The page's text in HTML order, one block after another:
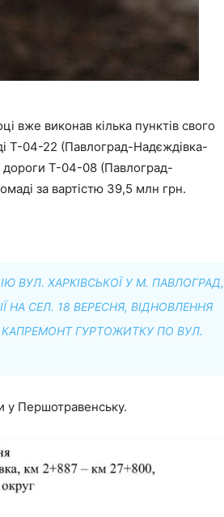
вже виконав кілька пунктів свого
Т-04-22 (Павлоград-Надєждівка-
дороги Т-04-08 (Павлоград-
за вартістю 39,5 млн грн.
ВУЛ. ХАРКІВСЬКОЇ У М. ПАВЛОГРАД,
НА СЕЛ. 18 ВЕРЕСНЯ, ВІДНОВЛЕННЯ
ГУРТОЖИТКУ ПО ВУЛ.
у Першотравенську.